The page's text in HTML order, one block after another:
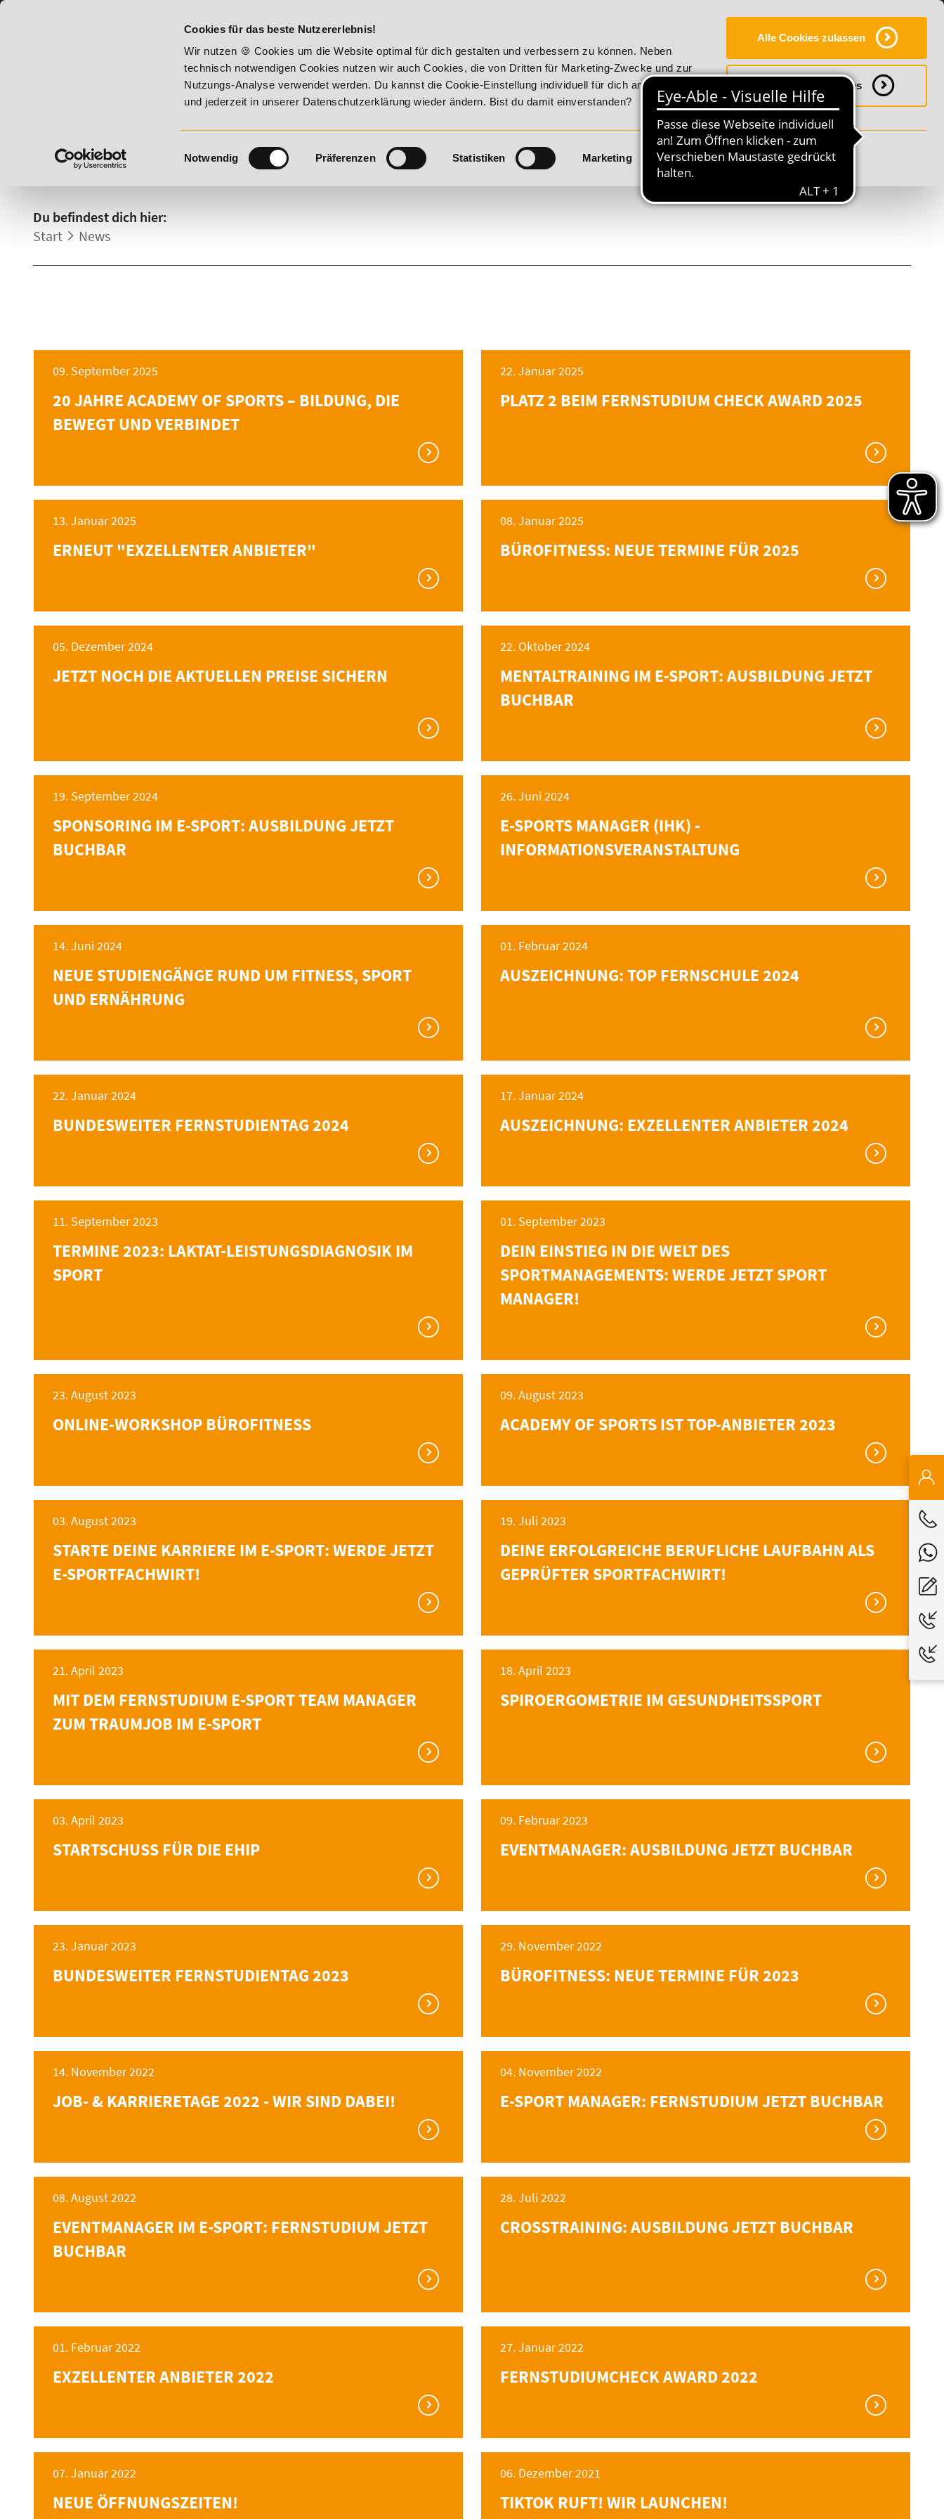
Cookies für das beste Nutzererlebnis!
Wir nutzen 🍪 Cookies um die Website optimal für dich gestalten und verbessern zu können. Neben
technisch notwendigen Cookies nutzen wir auch Cookies, die von Dritten für Marketing-Zwecke und zur
Nutzungs-Analyse verwendet werden. Du kannst die Cookie-Einstellung individuell für dich anpassen
und jederzeit in unserer Datenschutzerklärung wieder ändern. Bist du damit einverstanden?
Einwilligungsauswahl
Notwendig Präferenzen Statistiken Marketing Details anzeigen
Alle Cookies zulassen
Notwendige Cookies
KONTAKT FAQ ONLINE-CAMPUS
20% Rabatt bis 17. August 2026 - Summer Vitality! 20% Rabatt bis 17. August 2026 - Summer Vitality! 20% Rabatt bis 17. August 2026 - Summer Vitality!
NEWS.
Du befindest dich hier:
Start
News
09. September 2025
20 JAHRE ACADEMY OF SPORTS – BILDUNG, DIE
BEWEGT UND VERBINDET
22. Januar 2025
PLATZ 2 BEIM FERNSTUDIUM CHECK AWARD 2025
13. Januar 2025
ERNEUT "EXZELLENTER ANBIETER"
08. Januar 2025
BÜROFITNESS: NEUE TERMINE FÜR 2025
05. Dezember 2024
JETZT NOCH DIE AKTUELLEN PREISE SICHERN
22. Oktober 2024
MENTALTRAINING IM E-SPORT: AUSBILDUNG JETZT
BUCHBAR
19. September 2024
SPONSORING IM E-SPORT: AUSBILDUNG JETZT
BUCHBAR
26. Juni 2024
E-SPORTS MANAGER (IHK) -
INFORMATIONSVERANSTALTUNG
14. Juni 2024
NEUE STUDIENGÄNGE RUND UM FITNESS, SPORT
UND ERNÄHRUNG
01. Februar 2024
AUSZEICHNUNG: TOP FERNSCHULE 2024
22. Januar 2024
BUNDESWEITER FERNSTUDIENTAG 2024
17. Januar 2024
AUSZEICHNUNG: EXZELLENTER ANBIETER 2024
11. September 2023
TERMINE 2023: LAKTAT-LEISTUNGSDIAGNOSIK IM
SPORT
01. September 2023
DEIN EINSTIEG IN DIE WELT DES
SPORTMANAGEMENTS: WERDE JETZT SPORT
MANAGER!
23. August 2023
ONLINE-WORKSHOP BÜROFITNESS
09. August 2023
ACADEMY OF SPORTS IST TOP-ANBIETER 2023
03. August 2023
STARTE DEINE KARRIERE IM E-SPORT: WERDE JETZT
E-SPORTFACHWIRT!
19. Juli 2023
DEINE ERFOLGREICHE BERUFLICHE LAUFBAHN ALS
GEPRÜFTER SPORTFACHWIRT!
21. April 2023
MIT DEM FERNSTUDIUM E-SPORT TEAM MANAGER
ZUM TRAUMJOB IM E-SPORT
18. April 2023
SPIROERGOMETRIE IM GESUNDHEITSSPORT
03. April 2023
STARTSCHUSS FÜR DIE EHIP
09. Februar 2023
EVENTMANAGER: AUSBILDUNG JETZT BUCHBAR
23. Januar 2023
BUNDESWEITER FERNSTUDIENTAG 2023
29. November 2022
BÜROFITNESS: NEUE TERMINE FÜR 2023
14. November 2022
JOB- & KARRIERETAGE 2022 - WIR SIND DABEI!
04. November 2022
E-SPORT MANAGER: FERNSTUDIUM JETZT BUCHBAR
08. August 2022
EVENTMANAGER IM E-SPORT: FERNSTUDIUM JETZT
BUCHBAR
28. Juli 2022
CROSSTRAINING: AUSBILDUNG JETZT BUCHBAR
01. Februar 2022
EXZELLENTER ANBIETER 2022
27. Januar 2022
FERNSTUDIUMCHECK AWARD 2022
07. Januar 2022
NEUE ÖFFNUNGSZEITEN!
06. Dezember 2021
TIKTOK RUFT! WIR LAUNCHEN!